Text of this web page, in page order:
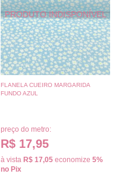
FLANELA CUEIRO MARGARIDA
FUNDO AZUL
preço do metro:
R$ 17,95
à vista R$ 17,05 economize 5%
no Pix